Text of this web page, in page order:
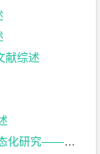
献综述
技术为例文献综述